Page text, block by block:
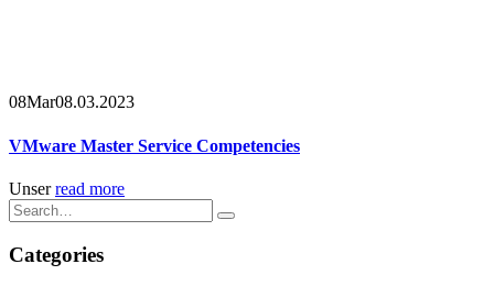
08Mar08.03.2023
VMware Master Service Competencies
Unserread more
Categories